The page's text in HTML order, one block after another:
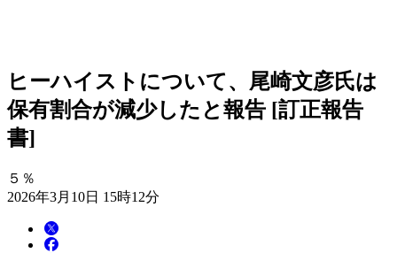
ヒーハイストについて、尾崎文彦氏は
保有割合が減少したと報告 [訂正報告
書]
５％
2026年3月10日 15時12分